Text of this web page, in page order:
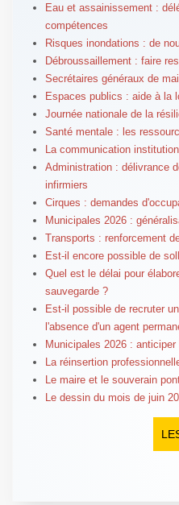
Eau et assainissement :
compétences
Risques inondations : de
Débroussaillement : faire
Secrétaires généraux de
Espaces publics : aide à la
Journée nationale de la
Santé mentale : les
La communication
Administration : délivrance
infirmiers
Cirques : demandes
Municipales 2026 :
Transports : renforcement
Est-il encore possible de
Quel est le délai pour
sauvegarde ?
Est-il possible de recruter
l'absence d'un agent
Municipales 2026 :
La réinsertion
Le maire et le souverain
Le dessin du mois de juin